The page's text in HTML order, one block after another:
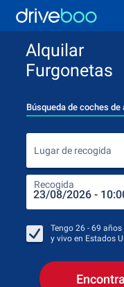
Alquilar
Furgonetas
Búsqueda de coches de
Lugar de recogida
Recogida
Tengo 26 - 69 años
y vivo en Estados